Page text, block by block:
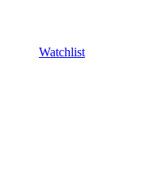
Watchlist